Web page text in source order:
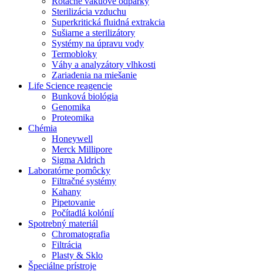
Sterilizácia vzduchu
Superkritická fluidná extrakcia
Sušiarne a sterilizátory
Systémy na úpravu vody
Termobloky
Váhy a analyzátory vlhkosti
Zariadenia na miešanie
Life Science reagencie
Bunková biológia
Genomika
Proteomika
Chémia
Honeywell
Merck Millipore
Sigma Aldrich
Laboratórne pomôcky
Filtračné systémy
Kahany
Pipetovanie
Počítadlá kolónií
Spotrebný materiál
Chromatografia
Filtrácia
Plasty & Sklo
Špeciálne prístroje